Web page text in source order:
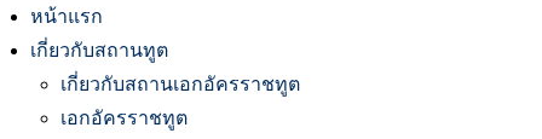
หน้าแรก
เกี่ยวกับสถานทูต
เกี่ยวกับสถานเอกอัครราชทูต
เอกอัครราชทูต